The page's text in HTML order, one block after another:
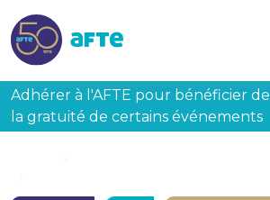
Adhérer à l'AFTE pour bénéficier de
la gratuité de certains événements